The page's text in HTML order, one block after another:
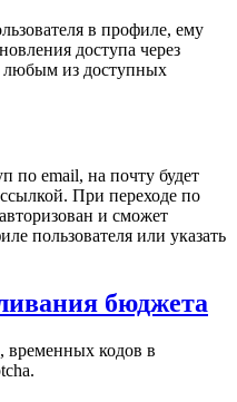
в профиле, ему
доступа через
любым из доступных
по email, на почту будет
При переходе по
и сможет
пользователя или указать
бюджета
временных кодов в